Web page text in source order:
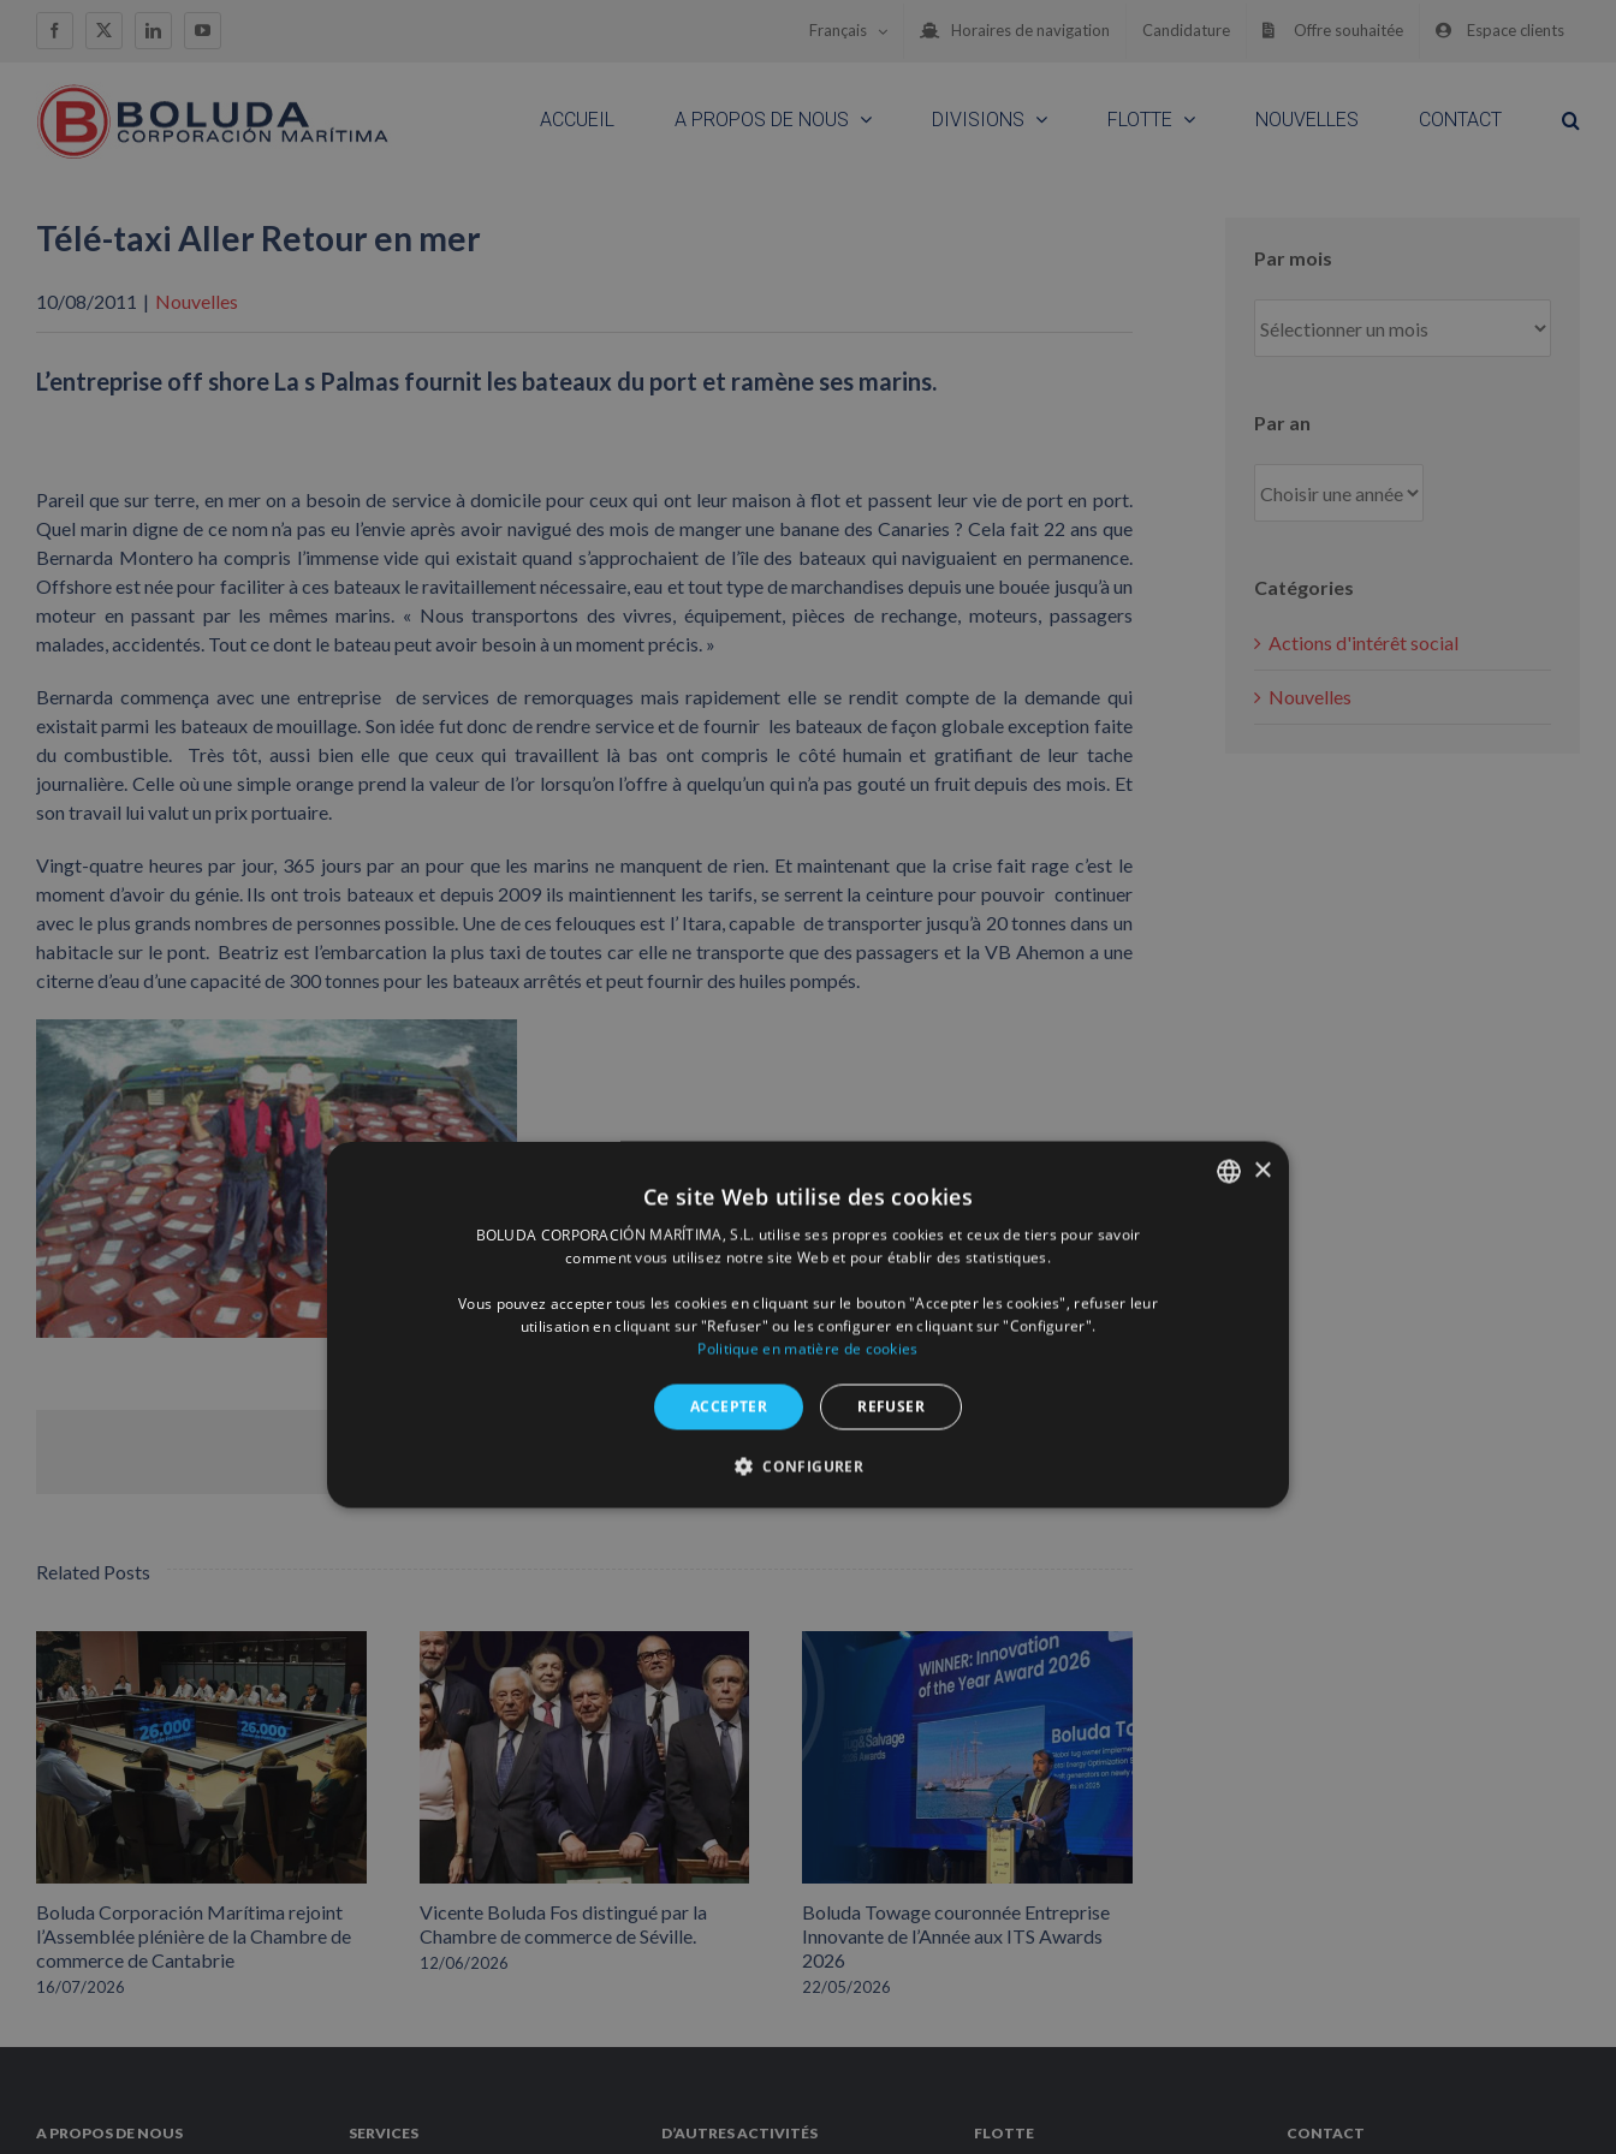
Facebook
X LinkedInYouTube Français Horaires de navigation Candidature Offre souhaitée Espace clients
ACCUEIL A PROPOS DE NOUS DIVISIONS FLOTTE NOUVELLES CONTACT
Télé-taxi Aller Retour en mer
10/08/2011 | Nouvelles
L’entreprise off shore La s Palmas fournit les bateaux du port et ramène ses marins.
Pareil que sur terre, en mer on a besoin de service à domicile pour ceux qui ont leur maison à flot et passent leur vie de port en port.
Quel marin digne de ce nom n’a pas eu l’envie après avoir navigué des mois de manger une banane des Canaries ? Cela fait 22 ans que
Bernarda Montero ha compris l’immense vide qui existait quand s’approchaient de l’île des bateaux qui naviguaient en permanence.
Offshore est née pour faciliter à ces bateaux le ravitaillement nécessaire, eau et tout type de marchandises depuis une bouée jusqu’à un
moteur en passant par les mêmes marins. « Nous transportons des vivres, équipement, pièces de rechange, moteurs, passagers
malades, accidentés. Tout ce dont le bateau peut avoir besoin à un moment précis. »
Bernarda commença avec une entreprise de services de remorquages mais rapidement elle se rendit compte de la demande qui
existait parmi les bateaux de mouillage. Son idée fut donc de rendre service et de fournir les bateaux de façon globale exception faite
du combustible. Très tôt, aussi bien elle que ceux qui travaillent là bas ont compris le côté humain et gratifiant de leur tache
journalière. Celle où une simple orange prend la valeur de l’or lorsqu’on l’offre à quelqu’un qui n’a pas gouté un fruit depuis des mois. Et
son travail lui valut un prix portuaire.
Vingt-quatre heures par jour, 365 jours par an pour que les marins ne manquent de rien. Et maintenant que la crise fait rage c’est le
moment d’avoir du génie. Ils ont trois bateaux et depuis 2009 ils maintiennent les tarifs, se serrent la ceinture pour pouvoir continuer
avec le plus grands nombres de personnes possible. Une de ces felouques est l’ Itara, capable de transporter jusqu’à 20 tonnes dans un
habitacle sur le pont. Beatriz est l’embarcation la plus taxi de toutes car elle ne transporte que des passagers et la VB Ahemon a une
citerne d’eau d’une capacité de 300 tonnes pour les bateaux arrêtés et peut fournir des huiles pompés.
Facebook
X
Related Posts
Boluda Corporación Marítima rejoint
l’Assemblée plénière de la Chambre de
commerce de Cantabrie
16/07/2026
Vicente Boluda Fos distingué par la
Chambre de commerce de Séville.
12/06/2026
Boluda Towage couronnée Entreprise
Innovante de l’Année aux ITS Awards
2026
22/05/2026
Par mois
mois
Par an
Catégories
Actions d'intérêt social
Nouvelles
A PROPOS DE NOUS SERVICES D’AUTRES ACTIVITÉS FLOTTE CONTACT
×
Ce site Web utilise des cookies
BOLUDA CORPORACIÓN MARÍTIMA, S.L. utilise ses propres cookies et ceux de tiers pour savoir
comment vous utilisez notre site Web et pour établir des statistiques.
Vous pouvez accepter tous les cookies en cliquant sur le bouton "Accepter les cookies", refuser leur
utilisation en cliquant sur "Refuser" ou les configurer en cliquant sur "Configurer".
Politique en matière de cookies
ACCEPTER REFUSER
CONFIGURER